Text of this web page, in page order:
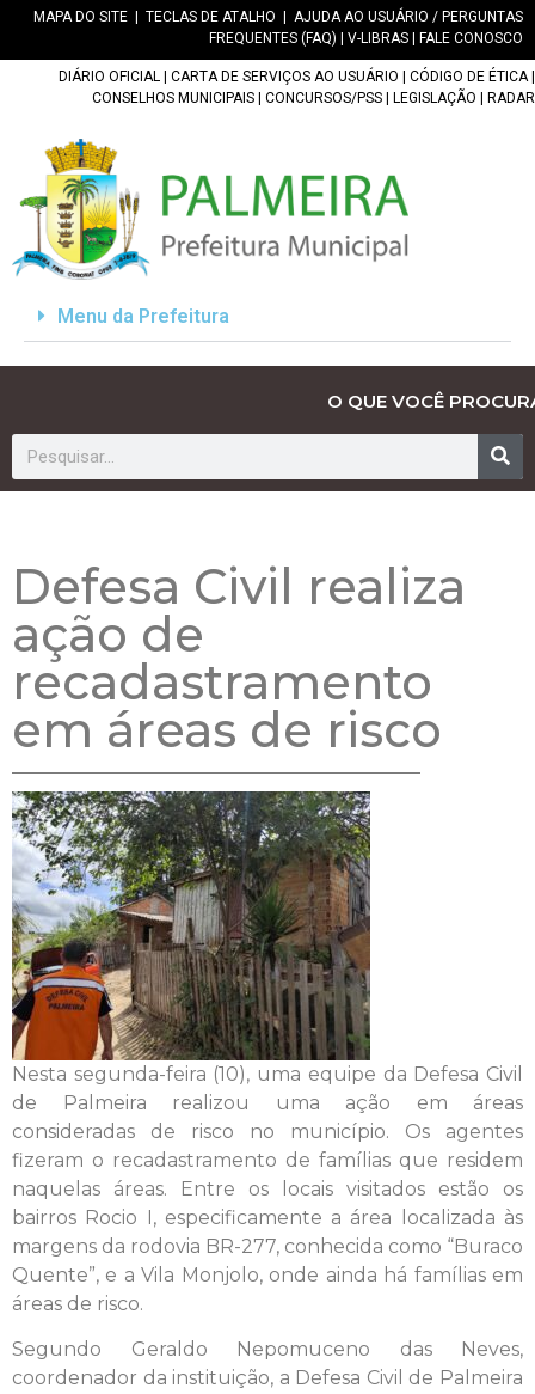
MAPA DO SITE TECLAS DE ATALHO
AJUDA AO USUÁRIO / PERGUNTAS
FREQUENTES (FAQ)
V-LIBRAS FALE CONOSCO
DIÁRIO OFICIAL CARTA DE SERVIÇOS AO USUÁRIO CÓDIGO DE ÉTICA|
CONSELHOS MUNICIPAIS
CONCURSOS/PSS LEGISLAÇÃO RADAR
Menu da Prefeitura
O QUE VOCÊ
Defesa Civil realiza
ação de
recadastramento
em áreas de risco
Nesta segunda-feira (10), uma equipe da Defesa Civil
de Palmeira realizou uma ação em áreas
consideradas de risco no município. Os agentes
fizeram o recadastramento de famílias que residem
naquelas áreas. Entre os locais visitados estão os
bairros Rocio I, especificamente a área localizada às
margens da rodovia BR-277, conhecida como “Buraco
Quente”, e a Vila Monjolo, onde ainda há famílias em
áreas de risco.
Segundo Geraldo Nepomuceno das Neves,
coordenador da instituição, a Defesa Civil de Palmeira